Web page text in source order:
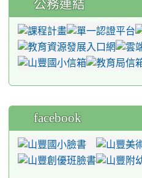
公務連結
facebook